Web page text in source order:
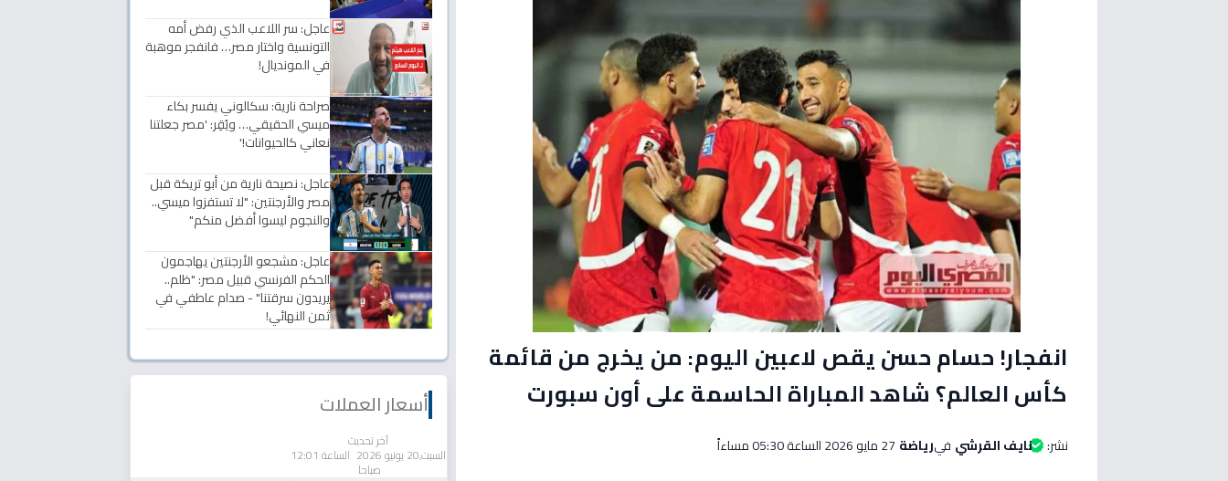
انفجار! حسام حسن يقص لاعبين اليوم: من يخرج من قائمة
كأس العالم؟ شاهد المباراة الحاسمة على أون سبورت
نشر: نايف القرشي فيرياضة 27 مايو 2026 الساعة 05:30 مساءاً
عاجل: سر اللاعب الذي رفض أمه
التونسية واختار مصر… فانفجر موهبة
في المونديال!
صراحة نارية: سكالوني يفسر بكاء
ميسي الحقيقي… ويُقِر: 'مصر جعلتنا
نعاني كالحيوانات!'
عاجل: نصيحة نارية من أبو تريكة قبل
مصر والأرجنتين: "لا تستفزوا ميسي..
والنجوم ليسوا أفضل منكم"
عاجل: مشجعو الأرجنتين يهاجمون
الحكم الفرنسي قبيل مصر: "ظلم..
يريدون سرقتنا" - صدام عاطفي في
ثمن النهائي!
أسعار العملات
آخر تحديث
السبت,20 يونيو 2026 الساعة 12:01
صباحا